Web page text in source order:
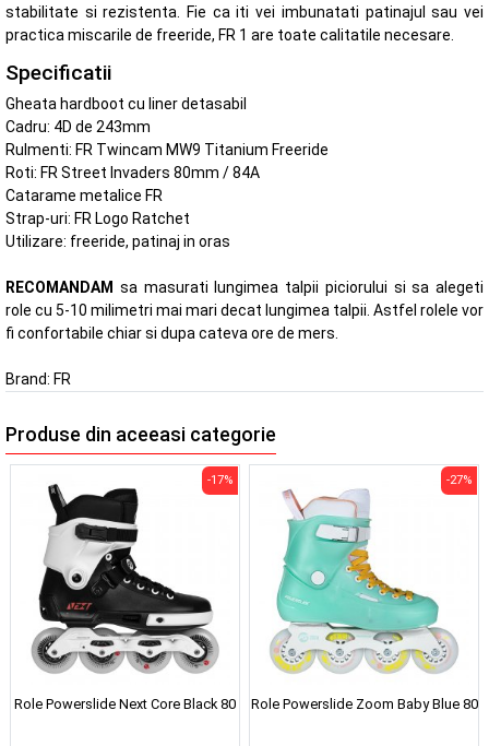
stabilitate si rezistenta. Fie ca iti vei imbunatati patinajul sau vei
practica miscarile de freeride, FR 1 are toate calitatile necesare.
Specificatii
Gheata hardboot cu liner detasabil
Cadru: 4D de 243mm
Rulmenti: FR Twincam MW9 Titanium Freeride
Roti: FR Street Invaders 80mm / 84A
Catarame metalice FR
Strap-uri: FR Logo Ratchet
Utilizare: freeride, patinaj in oras
RECOMANDAM sa masurati lungimea talpii piciorului si sa alegeti
role cu 5-10 milimetri mai mari decat lungimea talpii. Astfel rolele vor
fi confortabile chiar si dupa cateva ore de mers.
Brand: FR
Produse din aceeasi categorie
Role Powerslide Next Core Black 80
-17%
Role Powerslide Zoom Baby Blue 80
-27%